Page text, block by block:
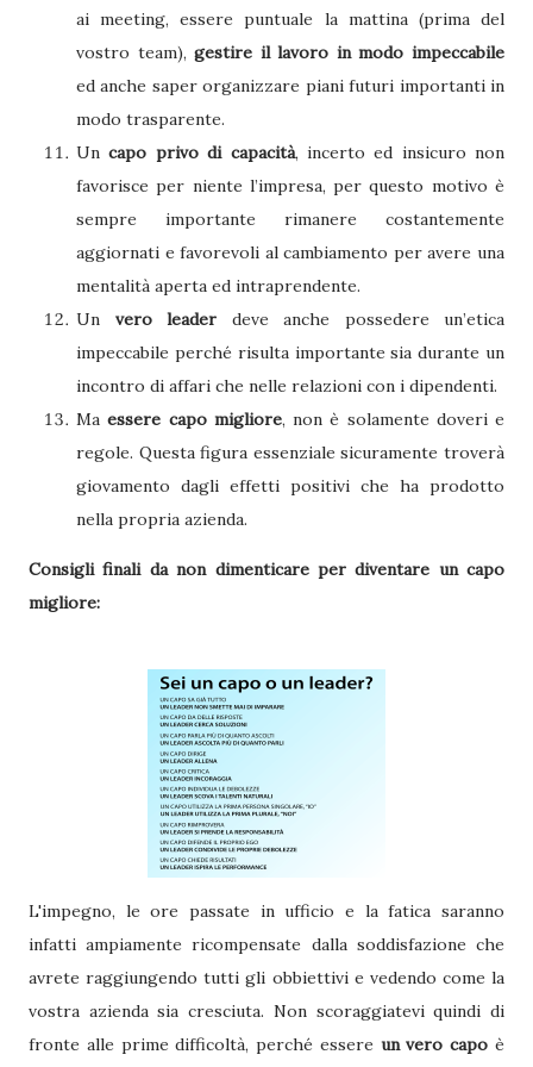
ai meeting, essere puntuale la mattina (prima del
vostro team),gestire il lavoro in modo impeccabile
ed anche saper organizzare piani futuri importanti in
modo trasparente.
Uncapo privo di capacità, incerto ed insicuro non
favorisce per niente l’impresa, per questo motivo è
sempre importante rimanere costantemente
aggiornati e favorevoli al cambiamento per avere una
mentalità aperta ed intraprendente.
Un vero leader deve anche possedere un’etica
impeccabile perché risulta importante sia durante un
incontro di affari che nelle relazioni con i dipendenti.
Maessere capo migliore, non è solamente doveri e
regole. Questa figura essenziale sicuramente troverà
giovamento dagli effetti positivi che ha prodotto
nella propria azienda.
Consigli finali da non dimenticare per diventare un capo
migliore:
L'impegno, le ore passate in ufficio e la fatica saranno
infatti ampiamente ricompensate dalla soddisfazione che
avrete raggiungendo tutti gli obbiettivi e vedendo come la
vostra azienda sia cresciuta. Non scoraggiatevi quindi di
fronte alle prime difficoltà, perché essere un vero capo è